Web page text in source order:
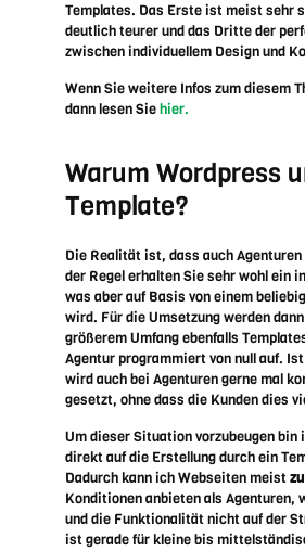
Templates. Das Erste ist meist sehr
deutlich teurer und das Dritte der
zwischen individuellem Design und
Wenn Sie weitere Infos zum diesem
dann lesen Siehier.
Warum Wordpress
Template?
Die Realität ist, dass auch
der Regel erhalten Sie sehr wohl ein
was aber auf Basis von einem
wird. Für die Umsetzung werden
größerem Umfang ebenfalls
Agentur programmiert von null auf.
wird auch bei Agenturen gerne mal
gesetzt, ohne dass die Kunden dies
Um dieser Situation vorzubeugen bin
direkt auf die Erstellung durch ein
Dadurch kann ich Webseiten meist
Konditionen anbieten als Agenturen,
und die Funktionalität nicht auf der
ist gerade für kleine bis